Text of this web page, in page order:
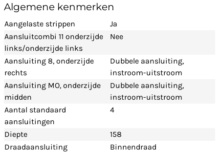
Algemene kenmerken
Aangelaste strippen
Ja
Aansluitcombi 11 onderzijde
links/onderzijde links
Nee
Aansluiting 8, onderzijde
rechts
Dubbele aansluiting,
instroom-uitstroom
Aansluiting MO, onderzijde
midden
Dubbele aansluiting,
instroom-uitstroom
Aantal standaard
aansluitingen
4
Diepte
158
Draadaansluiting
Binnendraad